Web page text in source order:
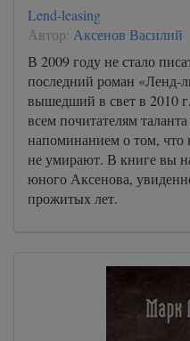
Lend-leasing
Автор: Аксенов Василий
В 2009 году не стало
последний роман «Ленд-
вышедший в свет в 2010
всем почитателям
напоминанием о том, что
не умирают. В книге вы
юного Аксенова,
прожитых лет.